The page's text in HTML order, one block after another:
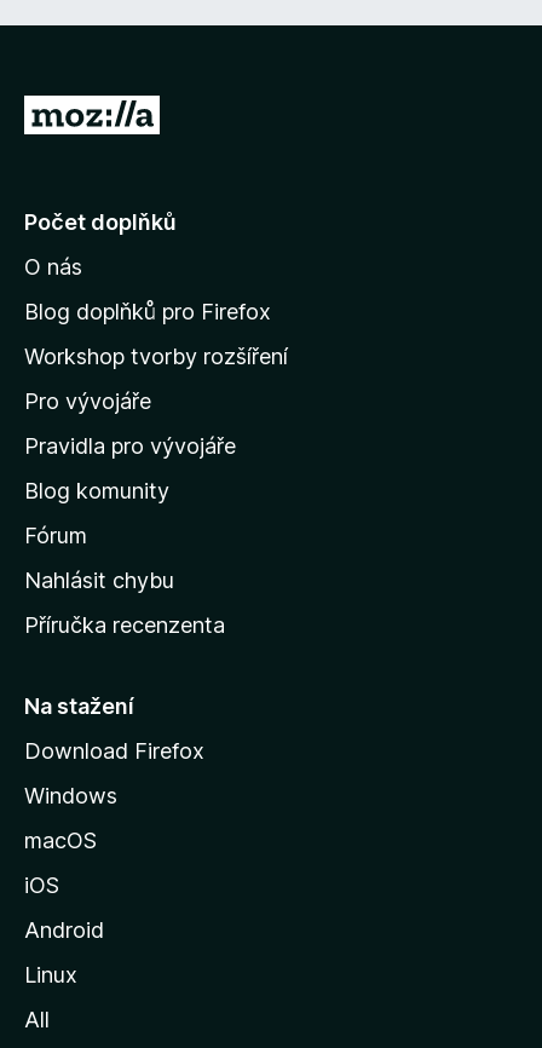
P
j
t
n
d
o
m
v
s
k
u
t
á
n
M
o
l
Počet doplňků
O nás
Blog doplňků pro Firefox
Workshop tvorby rozšíření
Pro vývojáře
Pravidla pro vývojáře
Blog komunity
Fórum
Nahlásit chybu
Příručka recenzenta
Na stažení
Download Firefox
Windows
macOS
iOS
Android
Linux
All